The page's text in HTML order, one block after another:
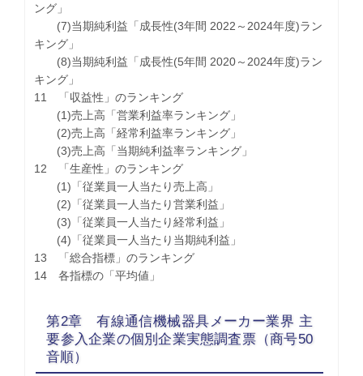
ング」
(7)当期純利益「成長性(3年間 2022～2024年度)ラン
キング」
(8)当期純利益「成長性(5年間 2020～2024年度)ラン
キング」
11 「収益性」のランキング
(1)売上高「営業利益率ランキング」
(2)売上高「経常利益率ランキング」
(3)売上高「当期純利益率ランキング」
12 「生産性」のランキング
(1)「従業員一人当たり売上高」
(2)「従業員一人当たり営業利益」
(3)「従業員一人当たり経常利益」
(4)「従業員一人当たり当期純利益」
13 「総合指標」のランキング
14 各指標の「平均値」
第2章 有線通信機械器具メーカー業界 主
要参入企業の個別企業実態調査票（商号50
音順）